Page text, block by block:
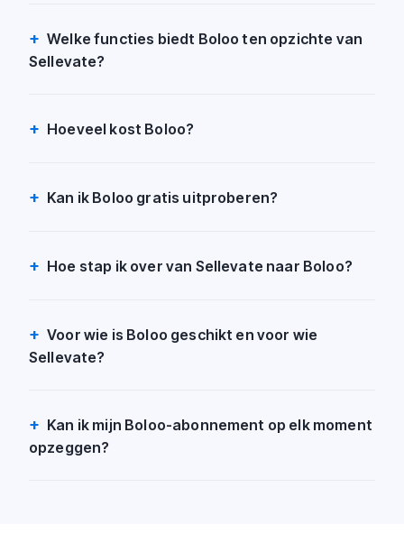
Welke functies biedt Boloo ten opzichte van
Sellevate?
Hoeveel kost Boloo?
Kan ik Boloo gratis uitproberen?
Hoe stap ik over van Sellevate naar Boloo?
Voor wie is Boloo geschikt en voor wie
Sellevate?
Kan ik mijn Boloo-abonnement op elk moment
opzeggen?